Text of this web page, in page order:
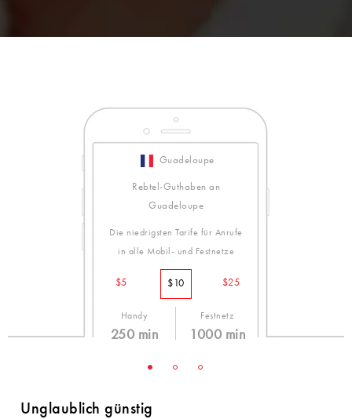
Guadeloupe
Rebtel-Guthaben an
Guadeloupe
Die niedrigsten Tarife für Anrufe
in alle Mobil- und Festnetze
$5 $10 $25
Handy
250 min
Festnetz
1000 min
Unglaublich günstig